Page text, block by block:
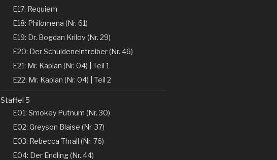
E17: Requiem
E18: Philomena (Nr. 61)
E19: Dr. Bogdan Krilov (Nr. 29)
E20: Der Schuldeneintreiber (Nr. 46)
E21: Mr. Kaplan (Nr. 04) | Teil 1
E22: Mr. Kaplan (Nr. 04) | Teil 2
Staffel 5
E01: Smokey Putnum (Nr. 30)
E02: Greyson Blaise (Nr. 37)
E03: Rebecca Thrall (Nr. 76)
E04: Der Endling (Nr. 44)